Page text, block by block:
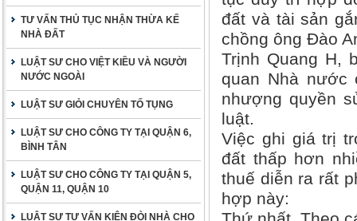
TƯ VẤN THỦ TỤC NHẬN THỪA KẾ
NHÀ ĐẤT
LUẬT SƯ CHO VIỆT KIỀU VÀ NGƯỜI
NƯỚC NGOÀI
LUẬT SƯ GIỎI CHUYÊN TỐ TỤNG
LUẬT SƯ CHO CÔNG TY TẠI QUẬN 6,
BÌNH TÂN
LUẬT SƯ CHO CÔNG TY TẠI QUẬN 5,
QUẬN 11, QUẬN 10
LUẬT SƯ TƯ VẤN KIỆN ĐÒI NHÀ CHO
đất và tài sản
chồng ông Đào
Trịnh Quang H,
quan Nhà nước
nhượng quyền
luật.
Việc ghi giá trị
đất thấp hơn
thuế diễn ra rất
hợp này: